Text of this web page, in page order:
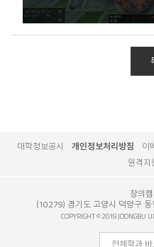
대학정보공시 개인정보처리방침 이
원격지
전체학과
창의
(10279) 경기도 고양시 덕양구
COPYRIGHT © 2019 JOONGBU